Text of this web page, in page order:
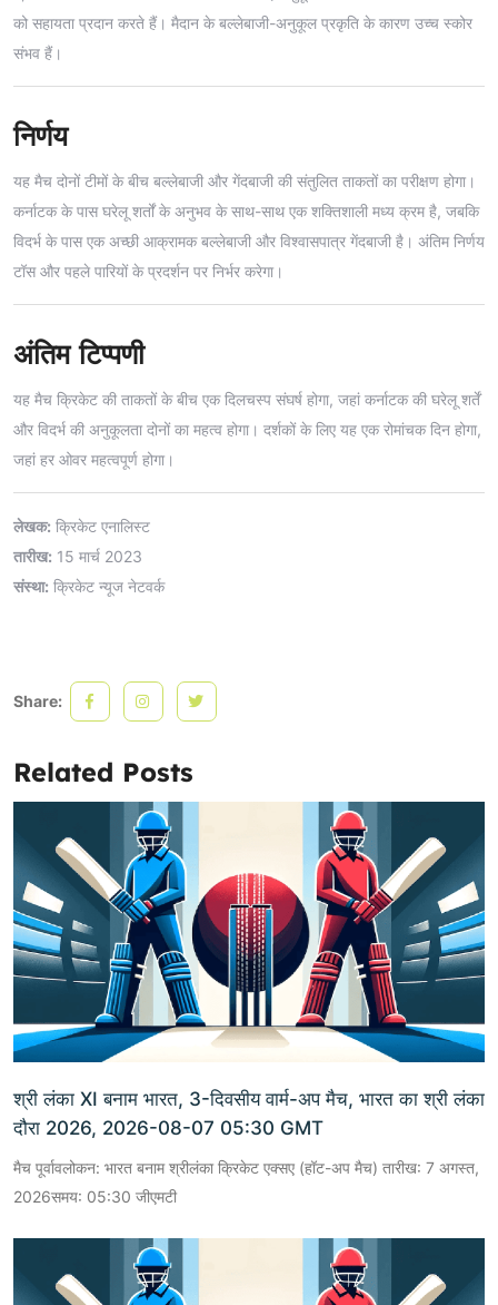
को सहायता प्रदान करते हैं। मैदान के बल्लेबाजी-अनुकूल प्रकृति के कारण उच्च स्कोर
संभव हैं।
निर्णय
यह मैच दोनों टीमों के बीच बल्लेबाजी और गेंदबाजी की संतुलित ताकतों का परीक्षण होगा।
कर्नाटक के पास घरेलू शर्तों के अनुभव के साथ-साथ एक शक्तिशाली मध्य क्रम है, जबकि
विदर्भ के पास एक अच्छी आक्रामक बल्लेबाजी और विश्वासपात्र गेंदबाजी है। अंतिम निर्णय
टॉस और पहले पारियों के प्रदर्शन पर निर्भर करेगा।
अंतिम टिप्पणी
यह मैच क्रिकेट की ताकतों के बीच एक दिलचस्प संघर्ष होगा, जहां कर्नाटक की घरेलू शर्तें
और विदर्भ की अनुकूलता दोनों का महत्व होगा। दर्शकों के लिए यह एक रोमांचक दिन होगा,
जहां हर ओवर महत्वपूर्ण होगा।
लेखक: क्रिकेट एनालिस्ट
तारीख: 15 मार्च 2023
संस्था: क्रिकेट न्यूज नेटवर्क
Share:
Related Posts
श्री लंका XI बनाम भारत, 3-दिवसीय वार्म-अप मैच, भारत का श्री लंका
दौरा 2026, 2026-08-07 05:30 GMT
मैच पूर्वावलोकन: भारत बनाम श्रीलंका क्रिकेट एक्सए (हॉट-अप मैच) तारीख: 7 अगस्त,
2026समय: 05:30 जीएमटी